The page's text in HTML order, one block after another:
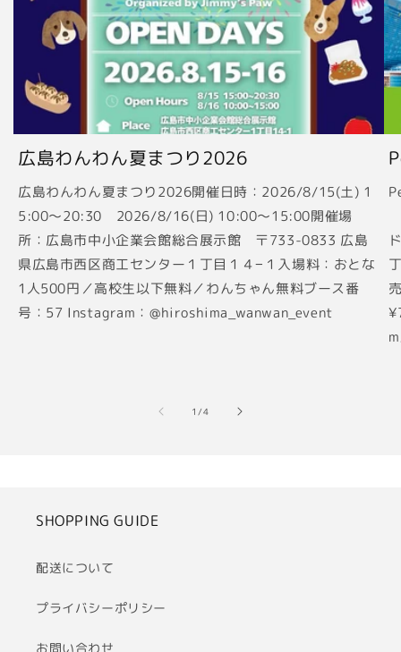
広島わんわん夏まつり2026
広島わんわん夏まつり2026開催日時：2026/8/15(土) 1
5:00〜20:30 2026/8/16(日) 10:00〜15:00開催場
所：広島市中小企業会館総合展示館 〒733-0833 広島
県広島市西区商工センター１丁目１４−１入場料：おとな
1人500円／高校生以下無料／わんちゃん無料ブース番
号：57 Instagram：@hiroshima_wanwan_event
1 /の
4
SHOPPING GUIDE
配送について
プライバシーポリシー
お問い合わせ